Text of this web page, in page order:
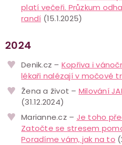
platí večeři. Průzkum
randí (15.1.2025)
2024
Denik.cz – Kopřiva i
lékaři nalézají v močové
Žena a život – Milování
(31.12.2024)
Marianne.cz – Je toho
Zatočte se stresem
Poradíme vám, jak na to